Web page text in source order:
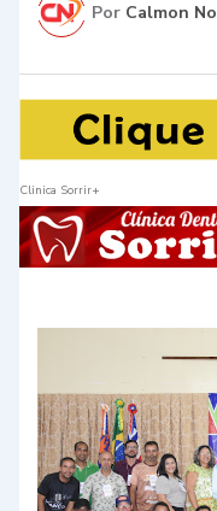
Por Calmon
Clinica Sorrir+